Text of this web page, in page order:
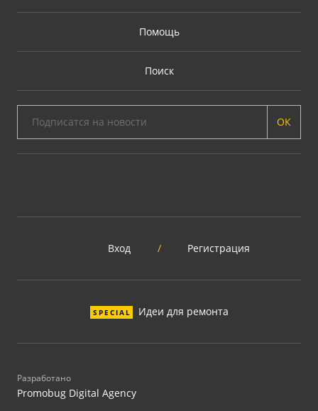
Помощь
Поиск
ОК
Вход / Регистрация
SPECIAL Идеи для ремонта
Разработано
Promobug Digital Agency